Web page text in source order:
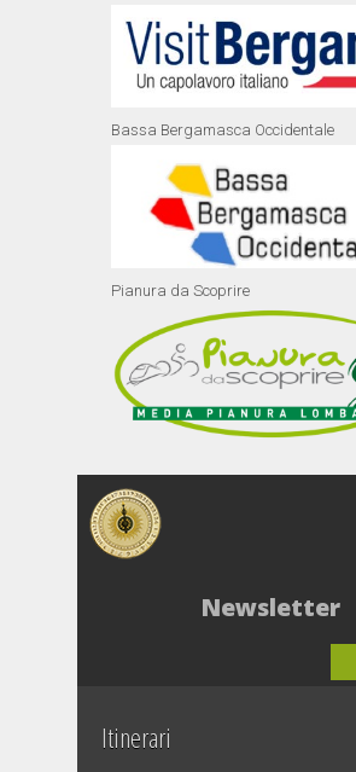
Bassa Bergamasca Occidentale
Pianura da Scoprire
Newsletter
Itinerari